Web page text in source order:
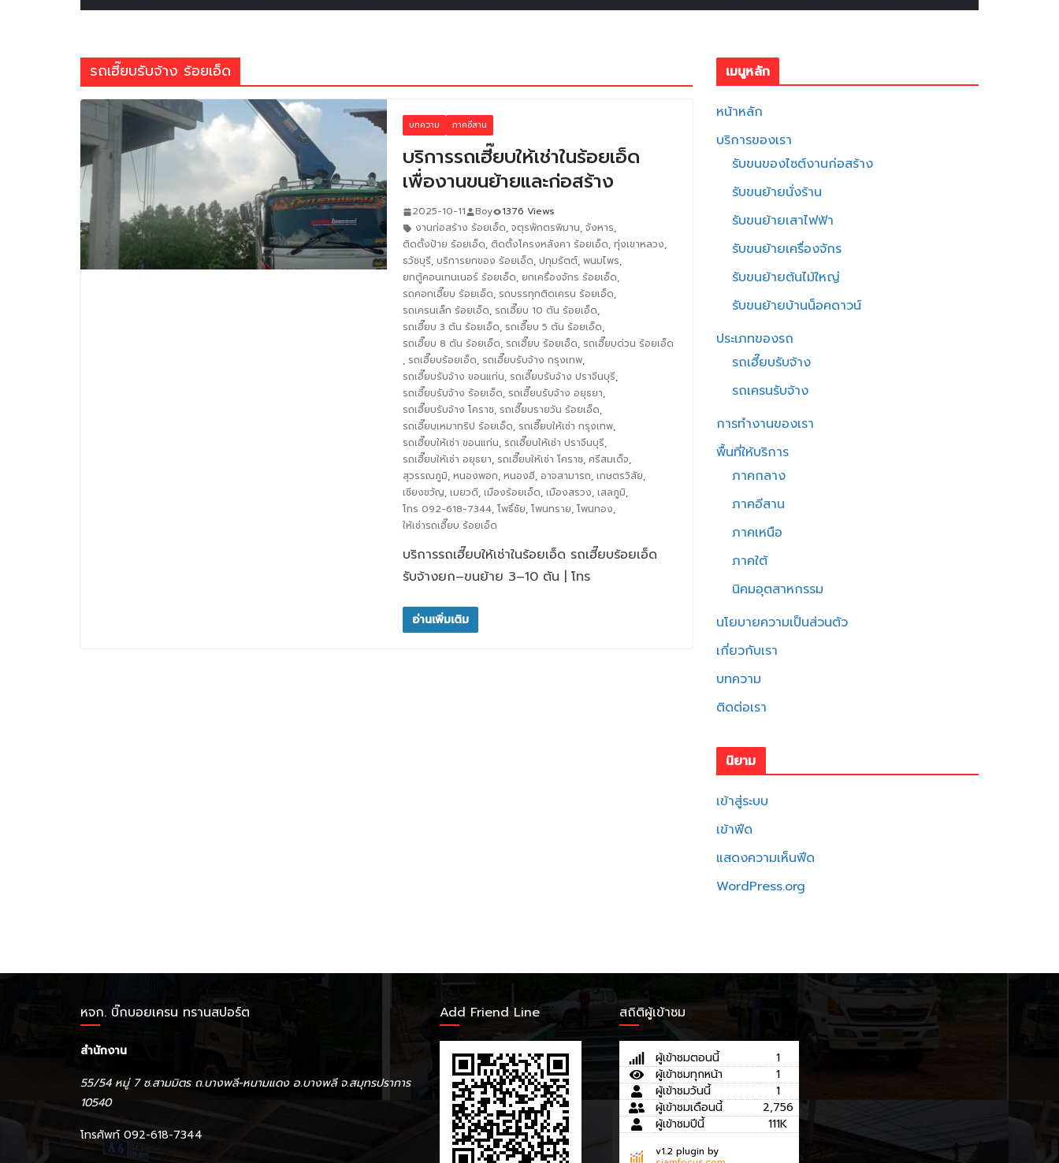
รถเฮี๊ยบรับจ้าง ร้อยเอ็ด
บทความ ภาคอีสาน
บริการรถเฮี๊ยบให้เช่าในร้อยเอ็ด
เพื่องานขนย้ายและก่อสร้าง
2025-10-11 Boy
1376 Views
งานก่อสร้าง ร้อยเอ็ด, จตุรพักตรพิมาน, จังหาร,
ติดตั้งป้าย ร้อยเอ็ด, ติดตั้งโครงหลังคา ร้อยเอ็ด, ทุ่งเขาหลวง,
ธวัชบุรี, บริการยกของ ร้อยเอ็ด, ปทุมรัตต์, พนมไพร,
ยกตู้คอนเทนเนอร์ ร้อยเอ็ด, ยกเครื่องจักร ร้อยเอ็ด,
รถคอกเฮี๊ยบ ร้อยเอ็ด, รถบรรทุกติดเครน ร้อยเอ็ด,
รถเครนเล็ก ร้อยเอ็ด, รถเฮี๊ยบ 10 ตัน ร้อยเอ็ด,
รถเฮี๊ยบ 3 ตัน ร้อยเอ็ด, รถเฮี๊ยบ 5 ตัน ร้อยเอ็ด,
รถเฮี๊ยบ 8 ตัน ร้อยเอ็ด, รถเฮี๊ยบ ร้อยเอ็ด, รถเฮี๊ยบด่วน ร้อยเอ็ด
, รถเฮี๊ยบร้อยเอ็ด, รถเฮี๊ยบรับจ้าง กรุงเทพ,
รถเฮี๊ยบรับจ้าง ขอนแก่น, รถเฮี๊ยบรับจ้าง ปราจีนบุรี,
รถเฮี๊ยบรับจ้าง ร้อยเอ็ด, รถเฮี๊ยบรับจ้าง อยุธยา,
รถเฮี๊ยบรับจ้าง โคราช, รถเฮี๊ยบรายวัน ร้อยเอ็ด,
รถเฮี๊ยบเหมาทริป ร้อยเอ็ด, รถเฮี๊ยบให้เช่า กรุงเทพ,
รถเฮี๊ยบให้เช่า ขอนแก่น, รถเฮี๊ยบให้เช่า ปราจีนบุรี,
รถเฮี๊ยบให้เช่า อยุธยา, รถเฮี๊ยบให้เช่า โคราช, ศรีสมเด็จ,
สุวรรณภูมิ, หนองพอก, หนองฮี, อาจสามารถ, เกษตรวิสัย,
เชียงขวัญ, เมยวดี, เมืองร้อยเอ็ด, เมืองสรวง, เสลภูมิ,
โทร 092-618-7344, โพธิ์ชัย, โพนทราย, โพนทอง,
ให้เช่ารถเฮี๊ยบ ร้อยเอ็ด
บริการรถเฮี๊ยบให้เช่าในร้อยเอ็ด รถเฮี๊ยบร้อยเอ็ด
รับจ้างยก–ขนย้าย 3–10 ตัน | โทร
อ่านเพิ่มเติม
เมนูหลัก
หน้าหลัก
บริการของเรา
รับขนของไซต์งานก่อสร้าง
รับขนย้ายนั่งร้าน
รับขนย้ายเสาไฟฟ้า
รับขนย้ายเครื่องจักร
รับขนย้ายต้นไม้ใหญ่
รับขนย้ายบ้านน็อคดาวน์
ประเภทของรถ
รถเฮี๊ยบรับจ้าง
รถเครนรับจ้าง
การทำงานของเรา
พื้นที่ให้บริการ
ภาคกลาง
ภาคอีสาน
ภาคเหนือ
ภาคใต้
นิคมอุตสาหกรรม
นโยบายความเป็นส่วนตัว
เกี่ยวกับเรา
บทความ
ติดต่อเรา
นิยาม
เข้าสู่ระบบ
เข้าฟีด
แสดงความเห็นฟีด
WordPress.org
หจก. บิ๊กบอยเครน ทรานสปอร์ต
สำนักงาน
55/54 หมู่ 7 ซ.สามมิตร ถ.บางพลี-หนามแดง อ.บางพลี จ.สมุทรปราการ
10540
โทรศัพท์ 092-618-7344
Add Friend Line สถิติผู้เข้าชม
ผู้เข้าชมตอนนี้
1
ผู้เข้าชมทุกหน้า
1
ผู้เข้าชมวันนี้
1
ผู้เข้าชมเดือนนี้
2,756
ผู้เข้าชมปีนี้
111K
v1.2 plugin by